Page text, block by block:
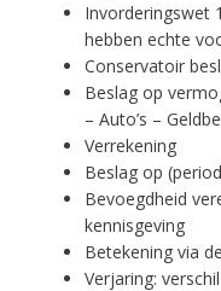
Invorderingswet
hebben echte
Conservatoir
Beslag op
– Auto’s –
Verrekening
Beslag op
Bevoegdheid
kennisgeving
Betekening via
Verjaring: